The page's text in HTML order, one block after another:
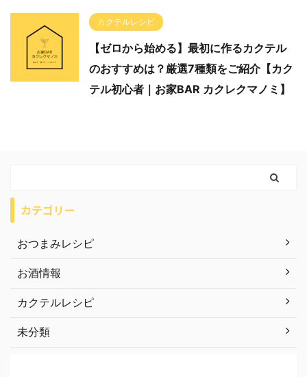
カクテルレシピ
【ゼロから始める】最初に作るカクテル
のおすすめは？厳選7種類をご紹介【カク
テル初心者｜お家BAR カクレクマノミ】
カテゴリー
おつまみレシピ
お酒情報
カクテルレシピ
未分類